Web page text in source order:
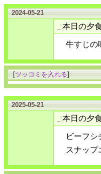
2024-05-21
本日の夕
牛すじの
[ツッコミを入れる]
2025-05-21
本日の夕
ビーフ
スナップ